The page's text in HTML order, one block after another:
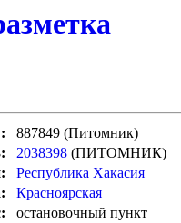
887849 (Питомник)
2038398 (ПИТОМНИК)
Республика Хакасия
Красноярская
остановочный пункт